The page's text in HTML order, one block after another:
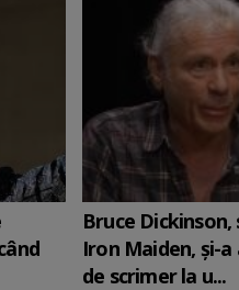
Bruce
Iron Maiden, şi-
de scrimer la u...